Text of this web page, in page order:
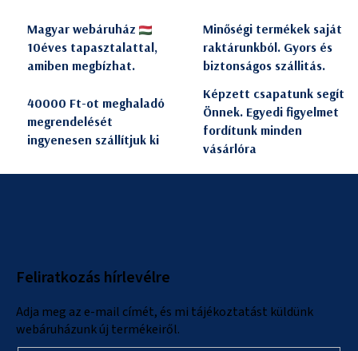
Magyar webáruház
10éves tapasztalattal,
amiben megbízhat.
Minőségi termékek saját
raktárunkból. Gyors és
biztonságos szállitás.
40000 Ft-ot meghaladó
megrendelését
ingyenesen szállítjuk ki
Képzett csapatunk segít
Önnek. Egyedi figyelmet
fordítunk minden
vásárlóra
Feliratkozás hírlevélre
Adja meg az e-mail címét, és mi tájékoztatást küldünk
webáruházunk új termékeiről.